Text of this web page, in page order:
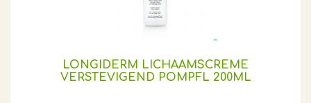
LONGIDERM LICHAAMSCREME
VERSTEVIGEND POMPFL 200ML